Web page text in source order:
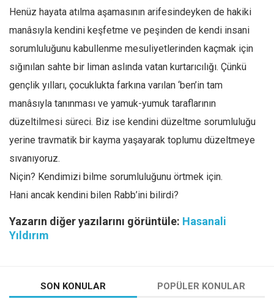
Henüz hayata atılma aşamasının arifesindeyken de hakiki
manâsıyla kendini keşfetme ve peşinden de kendi insani
sorumluluğunu kabullenme mesuliyetlerinden kaçmak için
sığınılan sahte bir liman aslında vatan kurtarıcılığı. Çünkü
gençlik yılları, çocuklukta farkına varılan ‘ben’in tam
manâsıyla tanınması ve yamuk-yumuk taraflarının
düzeltilmesi süreci. Biz ise kendini düzeltme sorumluluğu
yerine travmatik bir kayma yaşayarak toplumu düzeltmeye
sıvanıyoruz.
Niçin? Kendimizi bilme sorumluluğunu örtmek için.
Hani ancak kendini bilen Rabb’ini bilirdi?
Yazarın diğer yazılarını görüntüle: Hasanali
Yıldırım
SON KONULAR POPÜLER KONULAR